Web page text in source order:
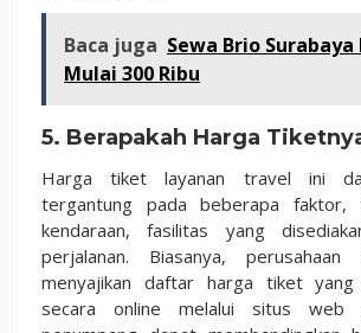
Baca juga Sewa Brio Surabaya
Mulai 300 Ribu
5. Berapakah Harga
Harga tiket layanan travel ini
tergantung pada beberapa faktor,
kendaraan, fasilitas yang
perjalanan. Biasanya, perusahaan
menyajikan daftar harga tiket
secara online melalui situs web